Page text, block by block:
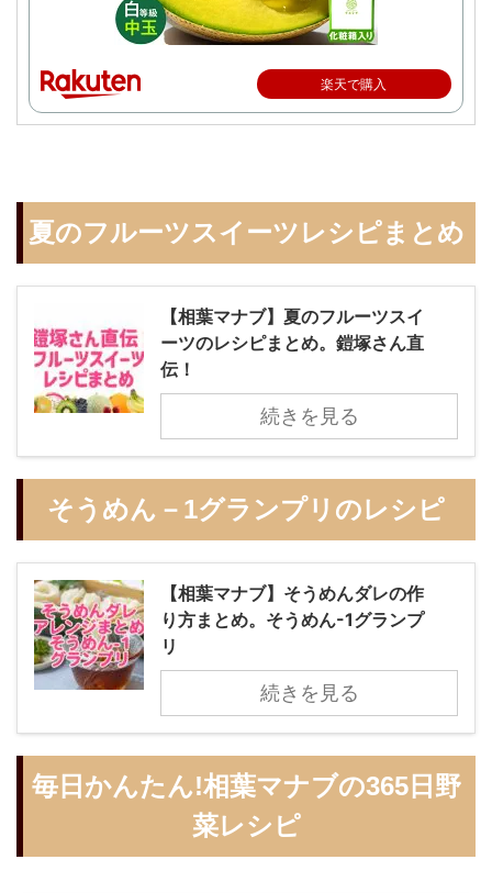
楽天で購入
夏のフルーツスイーツレシピまとめ
【相葉マナブ】夏のフルーツスイ
ーツのレシピまとめ。鎧塚さん直
伝！
続きを見る
そうめん－1グランプリのレシピ
【相葉マナブ】そうめんダレの作
り方まとめ。そうめん-1グランプ
リ
続きを見る
毎日かんたん!相葉マナブの365日野
菜レシピ